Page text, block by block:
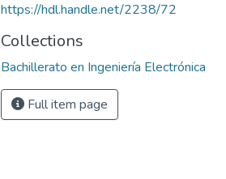
https://hdl.handle.net/2238/72
Collections
Bachillerato en Ingeniería Electrónica
Full item page